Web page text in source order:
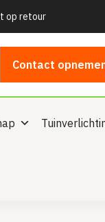
op retour
Contact